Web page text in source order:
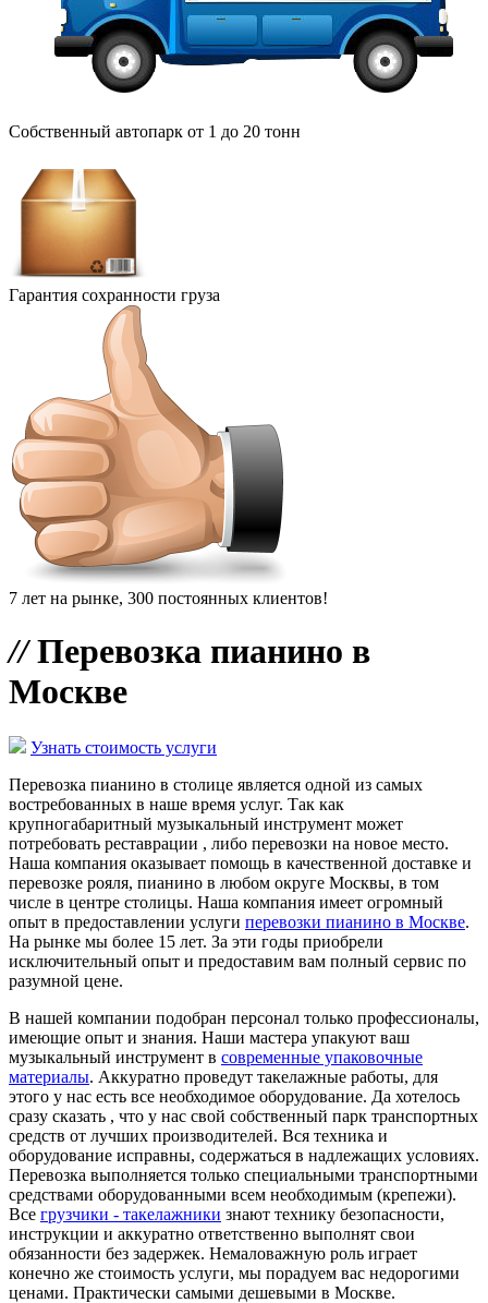
Собственный автопарк от 1 до 20 тонн
Гарантия сохранности груза
7 лет на рынке, 300 постоянных клиентов!
//Перевозка пианино в
Москве
Узнать стоимость услуги
Перевозка пианино в столице является одной из самых
востребованных в наше время услуг. Так как
крупногабаритный музыкальный инструмент может
потребовать реставрации , либо перевозки на новое место.
Наша компания оказывает помощь в качественной доставке и
перевозке рояля, пианино в любом округе Москвы, в том
числе в центре столицы. Наша компания имеет огромный
опыт в предоставлении услуги перевозки пианино в Москве.
На рынке мы более 15 лет. За эти годы приобрели
исключительный опыт и предоставим вам полный сервис по
разумной цене.
В нашей компании подобран персонал только профессионалы,
имеющие опыт и знания. Наши мастера упакуют ваш
музыкальный инструмент в современные упаковочные
материалы. Аккуратно проведут такелажные работы, для
этого у нас есть все необходимое оборудование. Да хотелось
сразу сказать , что у нас свой собственный парк транспортных
средств от лучших производителей. Вся техника и
оборудование исправны, содержаться в надлежащих условиях.
Перевозка выполняется только специальными транспортными
средствами оборудованными всем необходимым (крепежи).
Все грузчики - такелажники знают технику безопасности,
инструкции и аккуратно ответственно выполнят свои
обязанности без задержек. Немаловажную роль играет
конечно же стоимость услуги, мы порадуем вас недорогими
ценами. Практически самыми дешевыми в Москве.